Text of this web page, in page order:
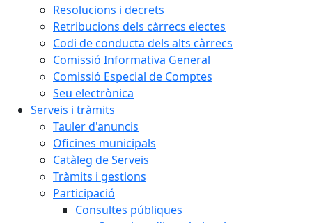
Resolucions i decrets
Retribucions dels càrrecs electes
Codi de conducta dels alts càrrecs
Comissió Informativa General
Comissió Especial de Comptes
Seu electrònica
Serveis i tràmits
Tauler d'anuncis
Oficines municipals
Catàleg de Serveis
Tràmits i gestions
Participació
Consultes públiques